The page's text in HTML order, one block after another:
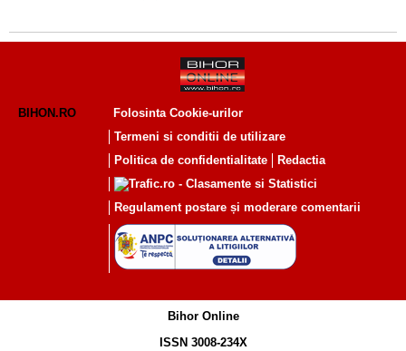
BIHON.RO
Folosinta Cookie-urilor
Termeni si conditii de utilizare
Politica de confidentialitate
Redactia
Regulament postare și moderare comentarii
Bihor Online
ISSN 3008-234X